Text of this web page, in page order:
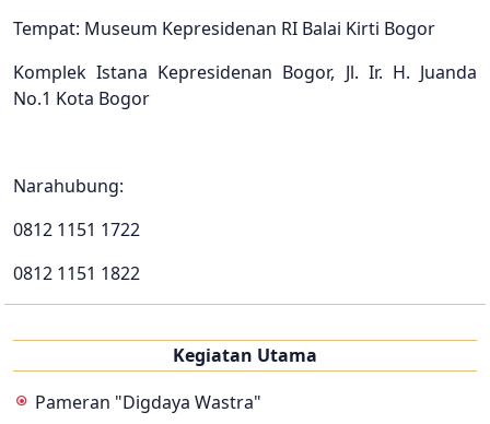
Tempat: Museum Kepresidenan RI Balai Kirti Bogor
Komplek Istana Kepresidenan Bogor, Jl. Ir. H. Juanda
No.1 Kota Bogor
Narahubung:
0812 1151 1722
0812 1151 1822
Kegiatan Utama
Pameran "Digdaya Wastra"